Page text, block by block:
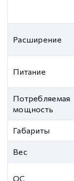
Расширение
Питание
Потребляемая
мощность
Габариты
Вес
ОС